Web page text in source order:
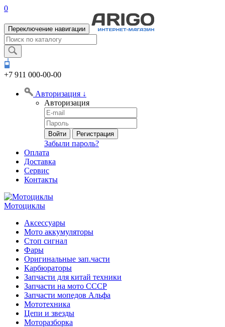
0
Переключение навигации
+7 911 000-00-00
Авторизация ↓
Авторизация
Войти Регистрация
Забыли пароль?
Оплата
Доставка
Сервис
Контакты
Мотоциклы
Аксессуары
Мото аккумуляторы
Стоп сигнал
Фары
Оригинальные зап.части
Карбюраторы
Запчасти для китай техники
Запчасти на мото СССР
Запчасти мопедов Альфа
Мототехника
Цепи и звезды
Моторазборка